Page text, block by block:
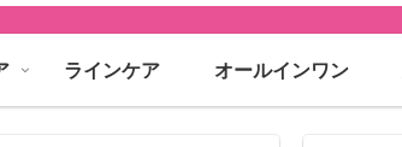
ラインケア オールインワン